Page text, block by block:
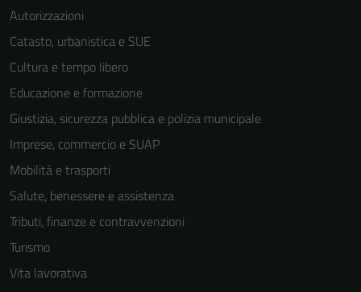
Autorizzazioni
Catasto, urbanistica e SUE
Cultura e tempo libero
Educazione e formazione
Giustizia, sicurezza pubblica e polizia municipale
Imprese, commercio e SUAP
Mobilità e trasporti
Salute, benessere e assistenza
Tributi, finanze e contravvenzioni
Turismo
Vita lavorativa